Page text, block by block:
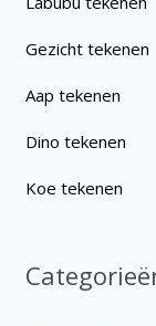
Gezicht tekenen
Aap tekenen
Dino tekenen
Koe tekenen